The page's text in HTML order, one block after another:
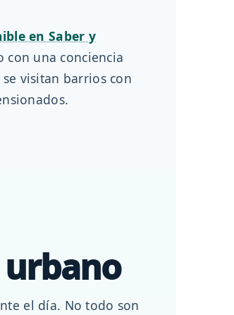
en Saber y
una conciencia
visitan barrios con
el día. No todo son